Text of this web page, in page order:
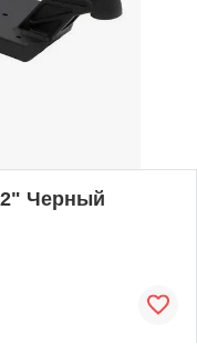
Черный